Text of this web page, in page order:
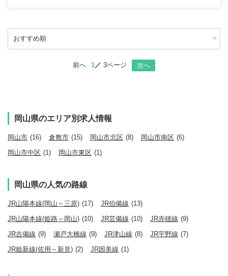
前へ 1 3ページ 次へ
岡山県のエリア別求人情報
岡山市 (16) 倉敷市 (15) 岡山市北区 (8) 岡山市南区 (6)
岡山市中区 (1) 岡山市東区 (1)
岡山県の人気の路線
JR山陽本線(岡山～三原) (17) JR伯備線 (13)
JR山陽本線(姫路～岡山) (10) JR芸備線 (10) JR赤穂線 (9)
JR吉備線 (9) 瀬戸大橋線 (9) JR津山線 (8) JR宇野線 (7)
JR姫新線(佐用～新見) (2) JR因美線 (1)